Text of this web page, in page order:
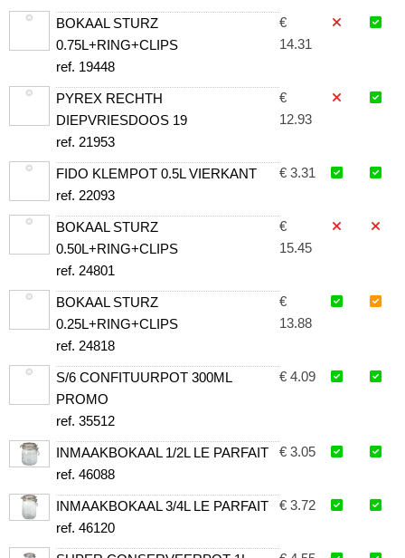
BOKAAL STURZ
0.75L+RING+CLIPS
ref. 19448
€
14.31
PYREX RECHTH
DIEPVRIESDOOS 19
ref. 21953
€
12.93
FIDO KLEMPOT 0.5L VIERKANT
ref. 22093
€ 3.31
BOKAAL STURZ
0.50L+RING+CLIPS
ref. 24801
€
15.45
BOKAAL STURZ
0.25L+RING+CLIPS
ref. 24818
€
13.88
S/6 CONFITUURPOT 300ML
PROMO
ref. 35512
€ 4.09
INMAAKBOKAAL 1/2L LE PARFAIT
ref. 46088
€ 3.05
INMAAKBOKAAL 3/4L LE PARFAIT
ref. 46120
€ 3.72